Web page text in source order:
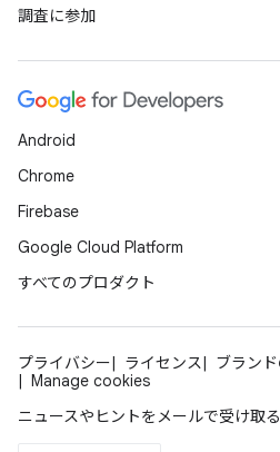
調査に参加
Android
Chrome
Firebase
Google Cloud Platform
すべてのプロダクト
プライバシー ライセンス
ブラン
Manage cookies
ニュースやヒントをメールで受け取る